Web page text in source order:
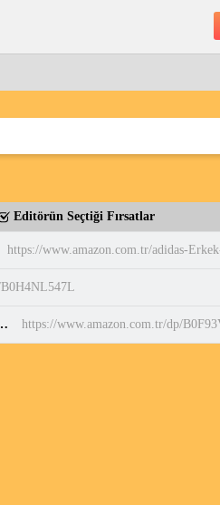
Editörün Seçtiği Fırsatlar
Audio - Kablosuz 2,4 GHz & Bluetooth - FPS Profilleri - PC/Mac | Siyah : Amazon.com.tr: Bilgisayar https://www.amazon.com.tr/dp/